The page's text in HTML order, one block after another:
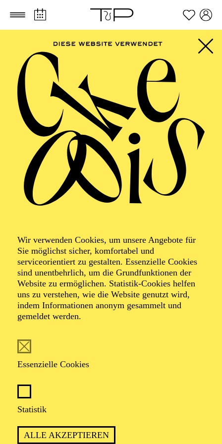
Zum Hauptinhalt springen Zum Footer springen
Wir verwenden Cookies, um unsere Angebote für
Sie möglichst sicher, komfortabel und
serviceorientiert zu gestalten. Essenzielle Cookies
sind unentbehrlich, um die Grundfunktionen der
Website zu ermöglichen. Statistik-Cookies helfen
uns zu verstehen, wie die Website genutzt wird,
indem Informationen anonym gesammelt und
gemeldet werden.
Essenzielle Cookies
Statistik
ALLE AKZEPTIEREN
Foto: Johan Sandberg
Bettina Engelhardt
Schauspiel-Ensemble
Schauspielkunst "Ernst Busch" in Berlin (1989-1993)
Deutschen Schauspielhaus Hamburg (1993-2000), bei
2002) und an den Münchner Kammerspielen sowie dem
Schauspielhaus Düsseldorf. Von 2005 bis 2010 war sie